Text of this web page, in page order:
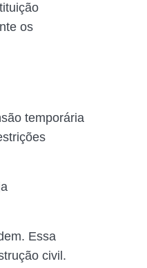
os
temporária
Essa
civil.